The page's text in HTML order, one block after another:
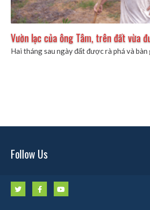
Vườn lạc của ông Tâm, trên đất vừa
Hai tháng sau ngày đất được rà phá và bàn
Follow Us